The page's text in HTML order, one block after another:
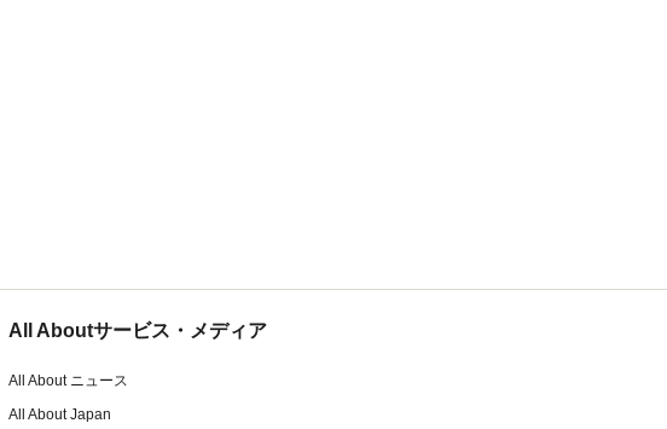
All Aboutサービス・メディア
All About ニュース
All About Japan